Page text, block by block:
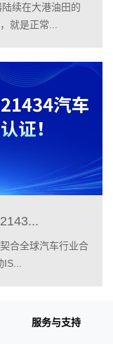
续在大港油田的
就是正常...
合全球汽车行业合
IS...
服务与支持